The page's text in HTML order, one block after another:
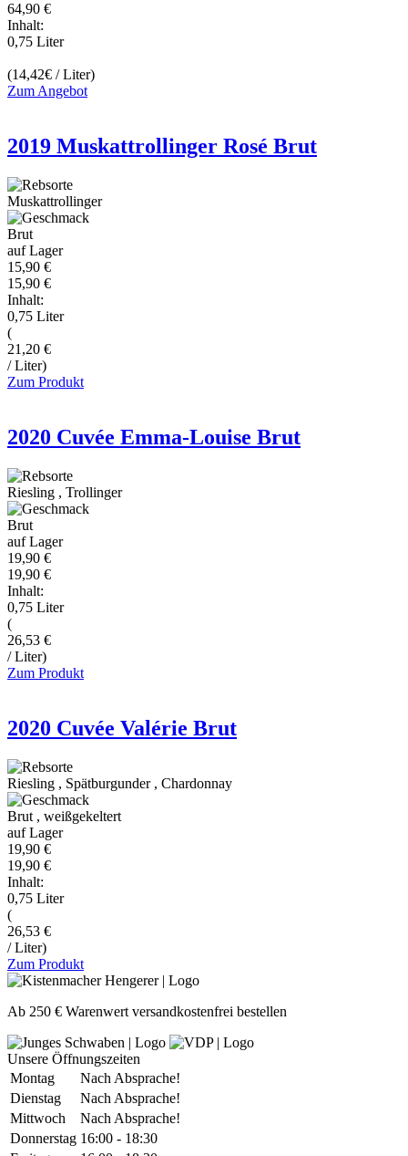
64,90 €
Inhalt:
0,75 Liter
(14,42€ / Liter)
Zum Angebot
2019 Muskattrollinger Rosé Brut
Muskattrollinger
Brut
auf Lager
15,90 €
15,90 €
Inhalt:
0,75 Liter
(
21,20 €
/ Liter)
Zum Produkt
2020 Cuvée Emma-Louise Brut
Riesling , Trollinger
Brut
auf Lager
19,90 €
19,90 €
Inhalt:
0,75 Liter
(
26,53 €
/ Liter)
Zum Produkt
2020 Cuvée Valérie Brut
Riesling , Spätburgunder , Chardonnay
Brut , weißgekeltert
auf Lager
19,90 €
19,90 €
Inhalt:
0,75 Liter
(
26,53 €
/ Liter)
Zum Produkt
Ab 250 € Warenwert versandkostenfrei bestellen
Unsere Öffnungszeiten
Montag
Nach Absprache!
Dienstag
Nach Absprache!
Mittwoch
Nach Absprache!
Donnerstag 16:00 - 18:30